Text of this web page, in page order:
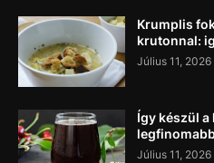
Krumplis
krutonnal:
Július 11, 2026
Így készül
Július 11, 2026